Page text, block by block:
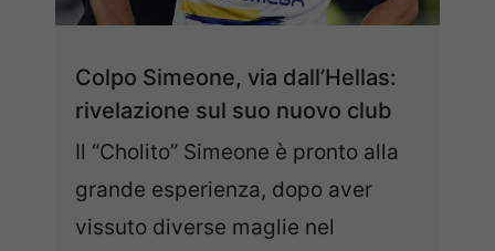
Colpo Simeone, via dall’Hellas:
rivelazione sul suo nuovo club
Il “Cholito” Simeone è pronto alla
grande esperienza, dopo aver
vissuto diverse maglie nel